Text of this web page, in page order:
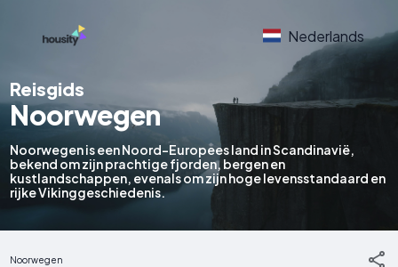
Nederlands
Reisgids
Noorwegen
Noorwegen is een Noord-Europees land in Scandinavië,
bekend om zijn prachtige fjorden, bergen en
kustlandschappen, evenals om zijn hoge levensstandaard en
rijke Vikinggeschiedenis.
Noorwegen